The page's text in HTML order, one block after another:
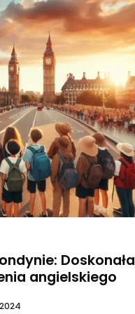
Doskonała
angielskiego